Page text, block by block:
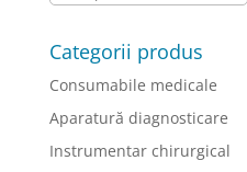
Categorii produs
Consumabile medicale
Aparatură diagnosticare
Instrumentar chirurgical